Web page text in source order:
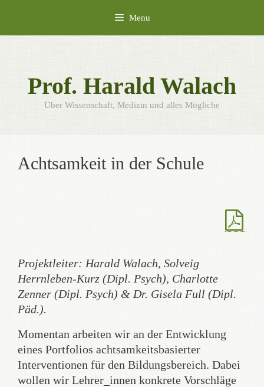
content
Menu
Prof. Harald Walach
Über Wissenschaft, Medizin und alles Mögliche
Achtsamkeit in der Schule
Projektleiter: Harald Walach, Solveig
Herrnleben-Kurz (Dipl. Psych), Charlotte
Zenner (Dipl. Psych) & Dr. Gisela Full (Dipl.
Päd.).
Momentan arbeiten wir an der Entwicklung
eines Portfolios achtsamkeitsbasierter
Interventionen für den Bildungsbereich. Dabei
wollen wir Lehrer_innen konkrete Vorschläge